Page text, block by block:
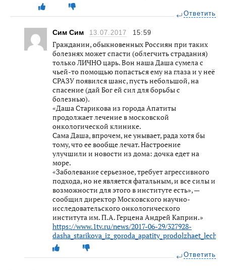
Ответить
Сим Сим 13.07.2017 15:59
Гражданин, обыкновенных Россиян при таких
болезнях может спасти (облегчить страдания)
только ЛИЧНО царь. Вон наша Даша сумела с
чьей-то помощью попасться ему на глаза и у неё
СРАЗУ появился шанс, пусть небольшой, на
спасение (дай Бог ей сил для борьбы с
болезнью).
«Даша Старикова из города Апатиты
продолжает лечение в московской
онкологической клинике.
Сама Даша, впрочем, не унывает, рада хотя бы
тому, что ее вообще лечат. Настроение
улучшили и новости из дома: дочка едет на
море.
«Заболевание серьезное, требует агрессивного
подхода, но не является фатальным, и все силы и
возможности для этого в институте есть», —
сообщил директор Московского научно-
исследовательского онкологического
института им. П.А. Герцена Андрей Каприн.»
https://www.1tv.ru/news/2017-06-29/327928-
Ответить